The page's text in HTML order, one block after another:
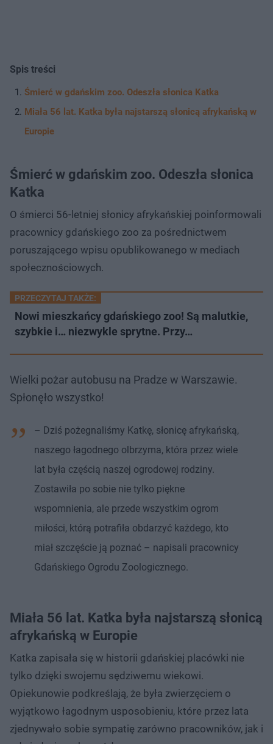
Spis treści
Śmierć w gdańskim zoo. Odeszła słonica Katka
Miała 56 lat. Katka była najstarszą słonicą afrykańską w
Europie
Śmierć w gdańskim zoo. Odeszła słonica
Katka
O śmierci 56-letniej słonicy afrykańskiej poinformowali
pracownicy gdańskiego zoo za pośrednictwem
poruszającego wpisu opublikowanego w mediach
społecznościowych.
PRZECZYTAJ TAKŻE:
Nowi mieszkańcy gdańskiego zoo! Są malutkie,
szybkie i… niezwykle sprytne. Przy…
Wielki pożar autobusu na Pradze w Warszawie.
Spłonęło wszystko!
– Dziś pożegnaliśmy Katkę, słonicę afrykańską,
naszego łagodnego olbrzyma, która przez wiele
lat była częścią naszej ogrodowej rodziny.
Zostawiła po sobie nie tylko piękne
wspomnienia, ale przede wszystkim ogrom
miłości, którą potrafiła obdarzyć każdego, kto
miał szczęście ją poznać – napisali pracownicy
Gdańskiego Ogrodu Zoologicznego.
Miała 56 lat. Katka była najstarszą słonicą
afrykańską w Europie
Katka zapisała się w historii gdańskiej placówki nie
tylko dzięki swojemu sędziwemu wiekowi.
Opiekunowie podkreślają, że była zwierzęciem o
wyjątkowo łagodnym usposobieniu, które przez lata
zjednywało sobie sympatię zarówno pracowników, jak i